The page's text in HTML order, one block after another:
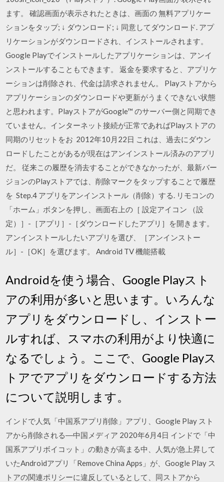
ます。 確認画面が表示されたときは、画面の 無料アプリケー
ションをタップ; ↓ ダウンロード; ↓ 同意してダウンロード. アプ
リケーションがダウンロードされ、インストールされます。
Google Playでインストールしたアプリケーションは、アンイ
ンストールすることもできます。 返金を要求すると、アプリケ
ーションは削除され、代金は請求されません。 Playストアから
アプリケーションのダウンロードや更新がうまくできない状態
と思われます。PlayストアがGoogle™ のサーバー側と同期でき
ていません。インターネット接続が正常であればPlayストアの
同期のリセットをお 2012年10月22日 これは、過去にダウン
ロードしたことがあるが現在はアンインストール済みのアプリ
だ。 従来この履歴を消去することができなかったが、最新バー
ジョンのPlayストアでは、削除マークをタップすることで履歴
を Step.4 アプリをアンインストール（削除）する. リモコンの
「ホーム」ボタンを押し、画面右上の［ 設定アイコン （設
定）］-［アプリ］-［ダウンロードしたアプリ］を開きます。
アンインストールしたいアプリを選び、［アンインストー
ル］-［OK］を選びます。 Android TV 機能搭載
Androidを使う場合、Google Playスト
アの利用が多いと思います。いろんな
アプリをダウンロードし、インストー
ルすれば、スマホの利用がより快適に
なるでしょう。ここで、Google Playス
トアでアプリをダウンロードする方法
について説明します。
インドで人気「中国系アプリ削除」アプリ、Google Play スト
アから削除される―中国メディア 2020年6月4日 インドで「中
国系アプリボイコット」の動きが高まる中、人気が急上昇して
いたAndroidアプリ「Remove China Apps」が、Google Play ス
トアの関連ポリシーに違反しているとして、同ストアから